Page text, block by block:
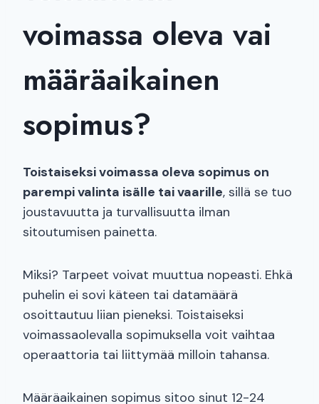
voimassa oleva vai
määräaikainen
sopimus?
Toistaiseksi voimassa oleva sopimus on
parempi valinta isälle tai vaarille, sillä se tuo
joustavuutta ja turvallisuutta ilman
sitoutumisen painetta.
Miksi? Tarpeet voivat muuttua nopeasti. Ehkä
puhelin ei sovi käteen tai datamäärä
osoittautuu liian pieneksi. Toistaiseksi
voimassaolevalla sopimuksella voit vaihtaa
operaattoria tai liittymää milloin tahansa.
Määräaikainen sopimus sitoo sinut 12-24